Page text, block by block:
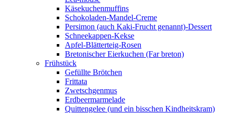
Käsekuchenmuffins
Schokoladen-Mandel-Creme
Persimon (auch Kaki-Frucht genannt)-Dessert
Schneekappen-Kekse
Apfel-Blätterteig-Rosen
Bretonischer Eierkuchen (Far breton)
Frühstück
Gefüllte Brötchen
Frittata
Zwetschgenmus
Erdbeermarmelade
Quittengelee (und ein bisschen Kindheitskram)